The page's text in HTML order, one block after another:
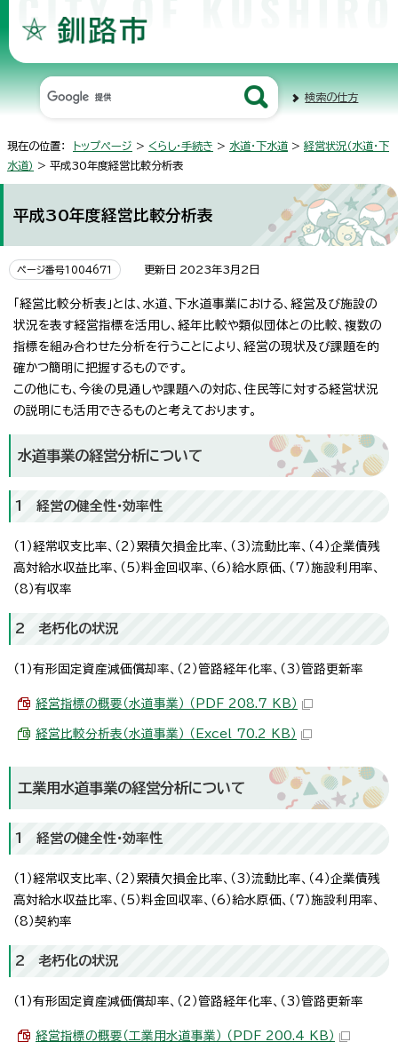
検索の仕方
現在の位置： トップページ > くらし・手続き > 水道・下水道 > 経営状況（水道・下
水道） > 平成30年度経営比較分析表
平成30年度経営比較分析表
ページ番号1004671 更新日 2023年3月2日
「経営比較分析表」とは、水道、下水道事業における、経営及び施設の
状況を表す経営指標を活用し、経年比較や類似団体との比較、複数の
指標を組み合わせた分析を行うことにより、経営の現状及び課題を的
確かつ簡明に把握するものです。
この他にも、今後の見通しや課題への対応、住民等に対する経営状況
の説明にも活用できるものと考えております。
水道事業の経営分析について
1 経営の健全性・効率性
（1）経常収支比率、（2）累積欠損金比率、（3）流動比率、（4）企業債残
高対給水収益比率、（5）料金回収率、（6）給水原価、（7）施設利用率、
（8）有収率
2 老朽化の状況
（1）有形固定資産減価償却率、（2）管路経年化率、（3）管路更新率
経営指標の概要（水道事業） （PDF 208.7 KB）
経営比較分析表（水道事業） （Excel 70.2 KB）
工業用水道事業の経営分析について
1 経営の健全性・効率性
（1）経常収支比率、（2）累積欠損金比率、（3）流動比率、（4）企業債残
高対給水収益比率、（5）料金回収率、（6）給水原価、（7）施設利用率、
（8）契約率
2 老朽化の状況
（1）有形固定資産減価償却率、（2）管路経年化率、（3）管路更新率
経営指標の概要（工業用水道事業） （PDF 200.4 KB）